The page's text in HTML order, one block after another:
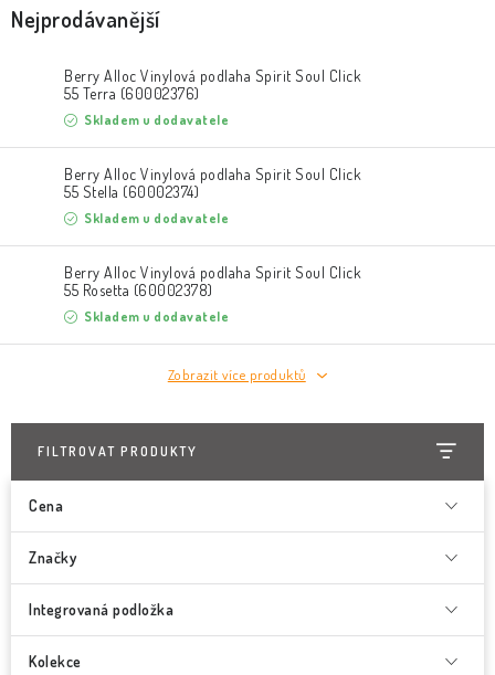
Nejprodávanější
Berry Alloc Vinylová podlaha Spirit Soul Click
55 Terra (60002376)
Skladem u dodavatele
Berry Alloc Vinylová podlaha Spirit Soul Click
55 Stella (60002374)
Skladem u dodavatele
Berry Alloc Vinylová podlaha Spirit Soul Click
55 Rosetta (60002378)
Skladem u dodavatele
Zobrazit více produktů
FILTROVAT PRODUKTY
Cena
Značky
Integrovaná podložka
Kolekce